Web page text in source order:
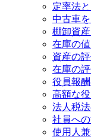
定率法
中古車
棚卸資
在庫の
資産の
在庫の
役員報
高額な
法人税
社員へ
使用人